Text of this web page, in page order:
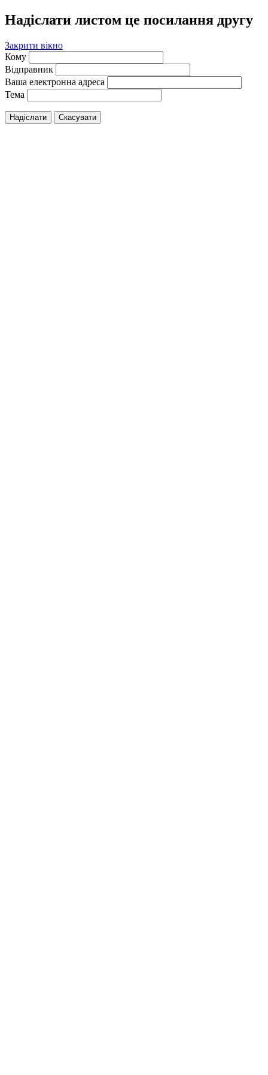
Надіслати листом це посилання другу
Закрити вікно
Кому
Відправник
Ваша електронна адреса
Тема
Надіслати Скасувати